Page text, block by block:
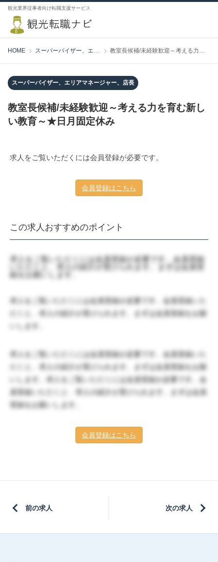
観光業界従事者向け転職支援サービス
HOME スーパーバイザー、エリアマネージャー、店長 教室長候補/未経験歓迎～考える力を育む新しい教育～★日月固定休み
スーパーバイザー、エリアマネージャー、店長
教室長候補/未経験歓迎～考える力を育む新し
い教育～★日月固定休み
求人をご覧いただくには会員登録が必要です。
会員登録はこちら
この求人おすすめのポイント
求人をご覧いただくには会員登録が必要です。会員登録
録をお願いします。
求人をご覧いただくには会員登録が必要です。会員登録いた
だくと、求人の紹介が受けられます。まずは会員登録をお願
いします。
求人をご覧いただくには会員登録が必要です。会員登録いた
だくと、求人の紹介が受けられます。まずは会員登録をお願
いします。求人をご覧いただくには会員登録が必要です。会
員登録いただくと、求人の紹介が受けられます。まずは会員
登録をお願いします。
会員登録はこちら
前の求人 次の求人